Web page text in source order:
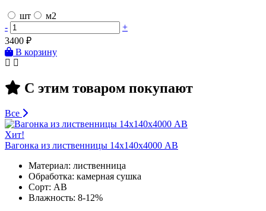
шт
м2
-
+
3400 ₽
В корзину
С этим товаром покупают
Все
Хит!
Вагонка из лиственницы 14х140х4000 AB
Материал: лиственница
Обработка: камерная сушка
Сорт: AB
Влажность: 8-12%